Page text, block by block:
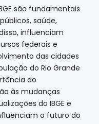
são fundamentais
saúde,
influenciam
federais e
das cidades
do Rio Grande
do
às mudanças
do IBGE e
o futuro do